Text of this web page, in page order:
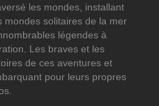
les mondes, installant
mondes solitaires de la mer
légendes à
Les braves et les
de ces aventures et
pour leurs propres